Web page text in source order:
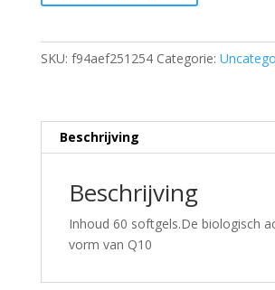
SKU: f94aef251254 Categorie:
Beschrijving
Beschrijving
Inhoud 60 softgels.De biologisch
vorm van Q10